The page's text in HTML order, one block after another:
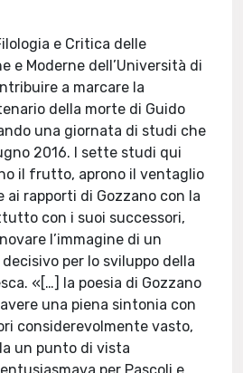
e Critica delle
e Moderne dell’Università di
a marcare la
della morte di Guido
una giornata di studi che
2016. I sette studi qui
il frutto, aprono il ventaglio
ai rapporti di Gozzano con la
con i suoi successori,
l’immagine di un
per lo sviluppo della
«[…] la poesia di Gozzano
una piena sintonia con
considerevolmente vasto,
un punto di vista